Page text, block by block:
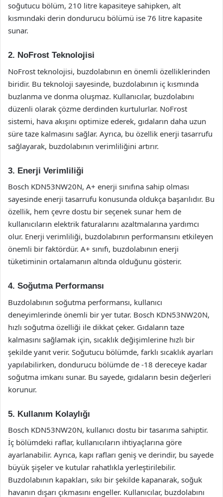
soğutucu bölüm, 210 litre kapasiteye sahipken, alt
kısmındaki derin dondurucu bölümü ise 76 litre kapasite
sunar.
2. NoFrost Teknolojisi
NoFrost teknolojisi, buzdolabının en önemli özelliklerinden
biridir. Bu teknoloji sayesinde, buzdolabının iç kısmında
buzlanma ve donma oluşmaz. Kullanıcılar, buzdolabını
düzenli olarak çözme derdinden kurtulurlar. NoFrost
sistemi, hava akışını optimize ederek, gıdaların daha uzun
süre taze kalmasını sağlar. Ayrıca, bu özellik enerji tasarrufu
sağlayarak, buzdolabının verimliliğini artırır.
3. Enerji Verimliliği
Bosch KDN53NW20N, A+ enerji sınıfına sahip olması
sayesinde enerji tasarrufu konusunda oldukça başarılıdır. Bu
özellik, hem çevre dostu bir seçenek sunar hem de
kullanıcıların elektrik faturalarını azaltmalarına yardımcı
olur. Enerji verimliliği, buzdolabının performansını etkileyen
önemli bir faktördür. A+ sınıfı, buzdolabının enerji
tüketiminin ortalamanın altında olduğunu gösterir.
4. Soğutma Performansı
Buzdolabının soğutma performansı, kullanıcı
deneyimlerinde önemli bir yer tutar. Bosch KDN53NW20N,
hızlı soğutma özelliği ile dikkat çeker. Gıdaların taze
kalmasını sağlamak için, sıcaklık değişimlerine hızlı bir
şekilde yanıt verir. Soğutucu bölümde, farklı sıcaklık ayarları
yapılabilirken, dondurucu bölümde de -18 dereceye kadar
soğutma imkanı sunar. Bu sayede, gıdaların besin değerleri
korunur.
5. Kullanım Kolaylığı
Bosch KDN53NW20N, kullanıcı dostu bir tasarıma sahiptir.
İç bölümdeki raflar, kullanıcıların ihtiyaçlarına göre
ayarlanabilir. Ayrıca, kapı rafları geniş ve derindir, bu sayede
büyük şişeler ve kutular rahatlıkla yerleştirilebilir.
Buzdolabının kapakları, sıkı bir şekilde kapanarak, soğuk
havanın dışarı çıkmasını engeller. Kullanıcılar, buzdolabını